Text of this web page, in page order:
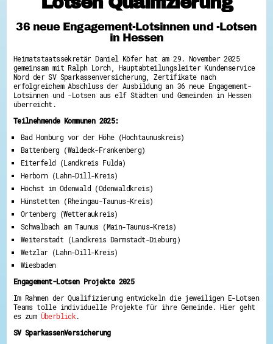
Hessen hilft Ukraine
Zeig uns dein Ehrenamt
Wettbewerb | Trikotwettbewerb
Wettbewerb | 80 Jahre Hessen - Engagement
mit Herz
8 Vereine x 80 Jahre x 1.000 €
Ausgezeichnete Projekte
Menschen des Respekts
Gestalte dein Ehrenamt
Ehrenamts-Card Hessen
Engagement-Lotsen
Crowdfunding - Viele schaffen mehr
Förderprogramme
Ehrentag
Freiwilligenmanagement
Hessen engagiert - Digitale Themenabende
Kompetenznachweis Hessen
Zeugnisbeiblatt
Service-Learning
Mach dich schlau
Energiepreiskrise und Ehrenamt
Generationsübergreifend aktiv
Patenschaftsprojekte
Stiftungen
36 neue Engagement-Lotsinnen und -Lotsen
in Hessen
Heimatstaatssekretär Daniel Köfer hat am 29. November 2025
gemeinsam mit Ralph Lorch, Hauptabteilungsleiter Kundenservice
Nord der SV Sparkassenversicherung, Zertifikate nach
erfolgreichem Abschluss der Ausbildung an 36 neue Engagement-
Lotsinnen und -Lotsen aus elf Städten und Gemeinden in Hessen
überreicht.
Teilnehmende Kommunen 2025:
Bad Homburg vor der Höhe (Hochtaunuskreis)
Battenberg (Waldeck-Frankenberg)
Eiterfeld (Landkreis Fulda)
Herborn (Lahn-Dill-Kreis)
Höchst im Odenwald (Odenwaldkreis)
Hünstetten (Rheingau-Taunus-Kreis)
Ortenberg (Wetteraukreis)
Schwalbach am Taunus (Main-Taunus-Kreis)
Weiterstadt (Landkreis Darmstadt-Dieburg)
Wetzlar (Lahn-Dill-Kreis)
Wiesbaden
Engagement-Lotsen Projekte 2025
Im Rahmen der Qualifizierung entwickeln die jeweiligen E-Lotsen
Teams tolle individuelle Projekte für ihre Gemeinde. Hier geht
es zum Überblick.
SV SparkassenVersicherung